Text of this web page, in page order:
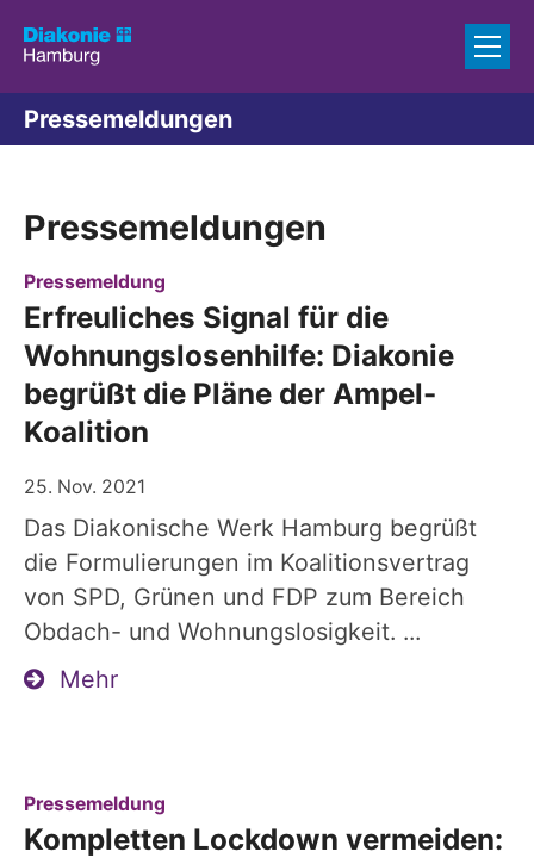
Pressemeldungen
Pressemeldungen
Pressemeldung
Erfreuliches Signal für die
Wohnungslosenhilfe: Diakonie
begrüßt die Pläne der Ampel-
Koalition
25. Nov. 2021
Das Diakonische Werk Hamburg begrüßt
die Formulierungen im Koalitionsvertrag
von SPD, Grünen und FDP zum Bereich
Obdach- und Wohnungslosigkeit. ...
Mehr
Pressemeldung
Kompletten Lockdown vermeiden: